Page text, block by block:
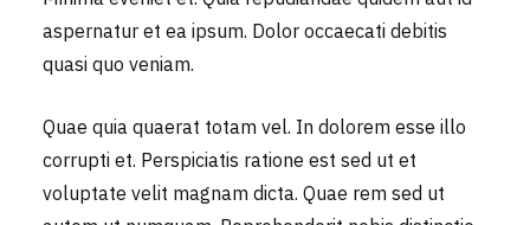
aspernatur et ea ipsum. Dolor occaecati debitis
quasi quo veniam.
Quae quia quaerat totam vel. In dolorem esse illo
corrupti et. Perspiciatis ratione est sed ut et
voluptate velit magnam dicta. Quae rem sed ut